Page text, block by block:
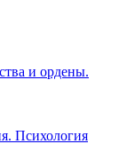
и ордены.
Психология